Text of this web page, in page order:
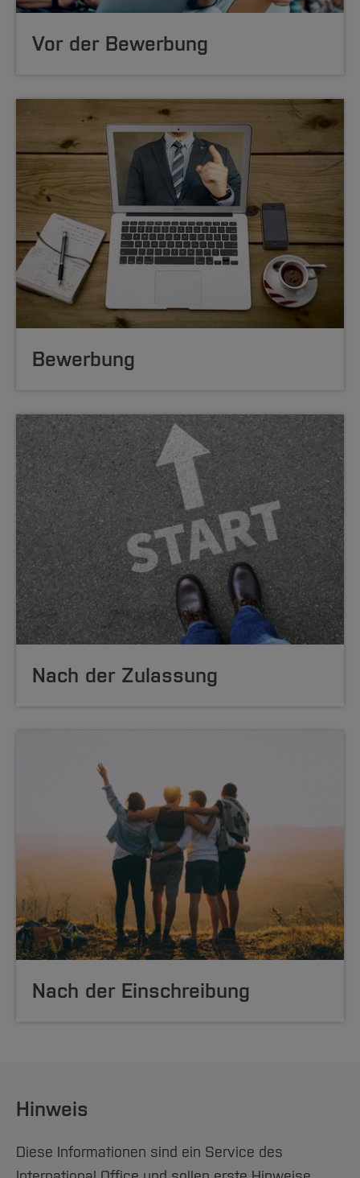
Vor der Bewerbung
Bewerbung
Nach der Zulassung
Nach der Einschreibung
Hinweis
Diese Informationen sind ein Service des